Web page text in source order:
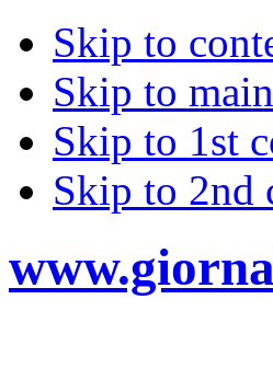
Skip to
Skip to
Skip to 1st
Skip to 2nd